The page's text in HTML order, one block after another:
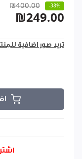
₪400.00 -38%
₪249.00
تريد صور اضافية